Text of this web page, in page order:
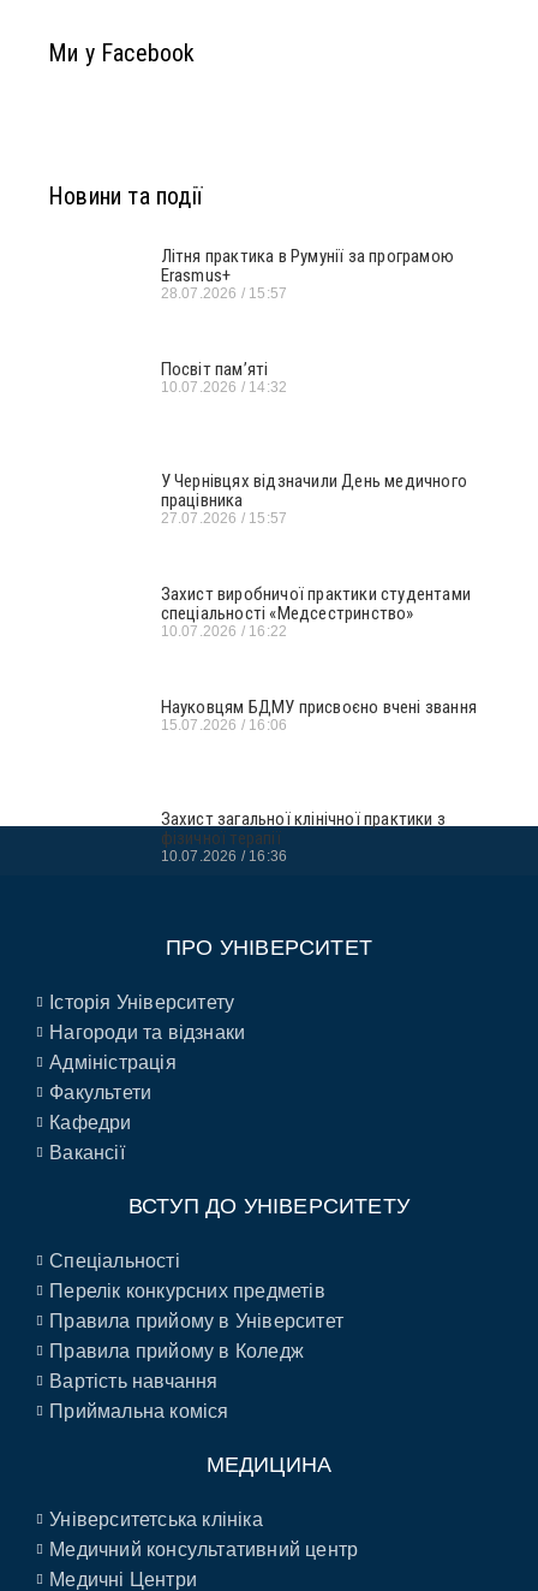
Ми у Facebook
Новини та події
Літня практика в Румунії за програмою
Erasmus+
28.07.2026 15:57
Посвіт пам’яті
10.07.2026 14:32
У Чернівцях відзначили День медичного
працівника
27.07.2026 15:57
Захист виробничої практики студентами
спеціальності «Медсестринство»
10.07.2026 16:22
Науковцям БДМУ присвоєно вчені звання
15.07.2026 16:06
Захист загальної клінічної практики з
фізичної терапії
10.07.2026 16:36
ПРО УНІВЕРСИТЕТ
Історія Університету
Нагороди та відзнаки
Адміністрація
Факультети
Кафедри
Вакансії
ВСТУП ДО УНІВЕРСИТЕТУ
Спеціальності
Перелік конкурсних предметів
Правила прийому в Університет
Правила прийому в Коледж
Вартість навчання
Приймальна коміся
МЕДИЦИНА
Університетська клініка
Медичний консультативний центр
Медичні Центри